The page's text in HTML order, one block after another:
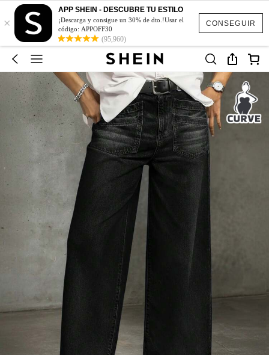
CONSEGUIR
×
APP SHEIN - DESCUBRE TU ESTILO
¡Descarga y consigue un 30% de dto.!Usar el
código: APPOFF30
(95,960)